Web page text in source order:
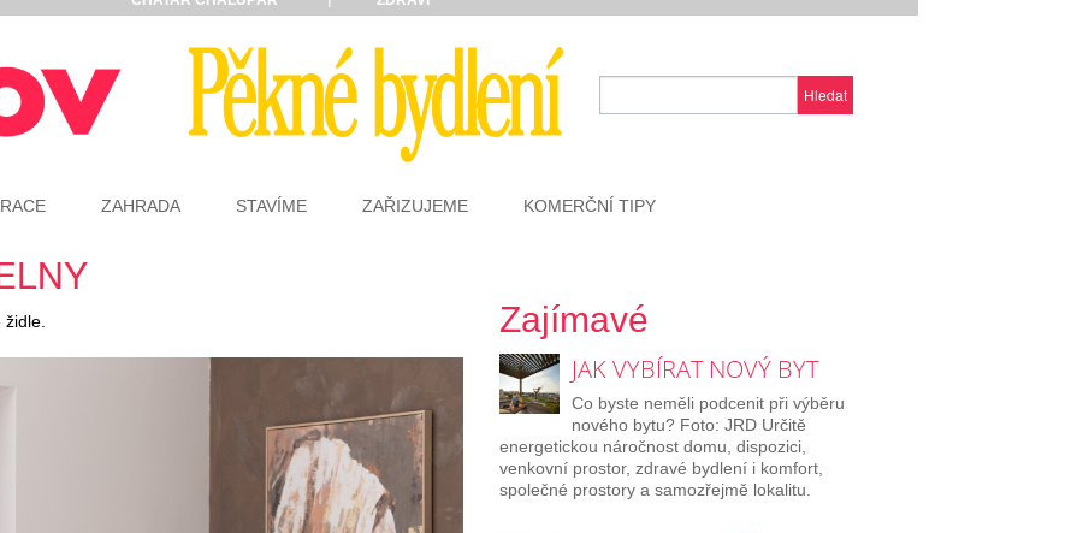
Hledat
ZAHRADA STAVÍME ZAŘIZUJEME KOMERČNÍ TIPY
Zajímavé
JAK VYBÍRAT NOVÝ BYT
Co byste neměli podcenit při výběru
nového bytu? Foto: JRD Určitě
energetickou náročnost domu, dispozici,
venkovní prostor, zdravé bydlení i komfort,
společné prostory a samozřejmě lokalitu.